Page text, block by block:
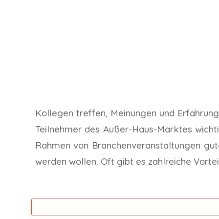
Kollegen treffen, Meinungen und
Teilnehmer des Außer-Haus-Marktes
Rahmen von Branchenveranstaltungen
werden wollen. Oft gibt es zahlreiche